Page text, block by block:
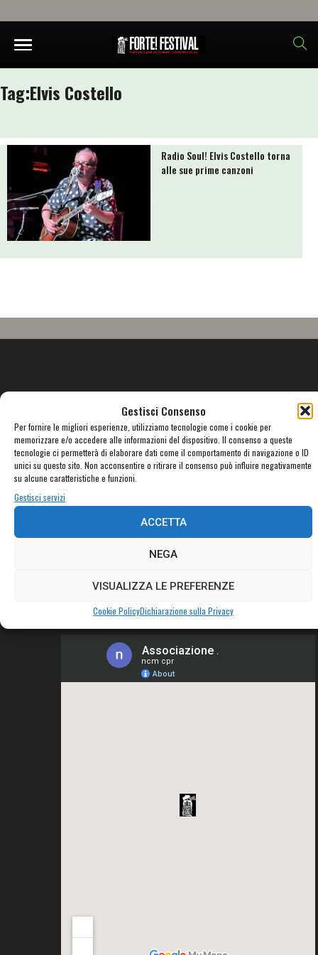
Gestisci Consenso
Per fornire le migliori esperienze, utilizziamo tecnologie come i cookie per
memorizzare e/o accedere alle informazioni del dispositivo. Il consenso a queste
tecnologie ci permetterà di elaborare dati come il comportamento di navigazione o ID
unici su questo sito. Non acconsentire o ritirare il consenso può influire negativamente
su alcune caratteristiche e funzioni.
Gestisci servizi
ACCETTA
NEGA
VISUALIZZA LE PREFERENZE
Cookie PolicyDichiarazione sulla Privacy
Tag:Elvis Costello
Radio Soul! Elvis Costello torna
alle sue prime canzoni
FORTE! FESTIVAL APS
Via XVI Settembre 3
fortefestivalcivitavecchia@gmail.com
PEC: postmaster@pec.fortefestival.it
IBAN: IT59M0306909606100000196762
EUROPA>ITALIA>LAZIO>ROMA>CIVITAVECCHIA>SEDE